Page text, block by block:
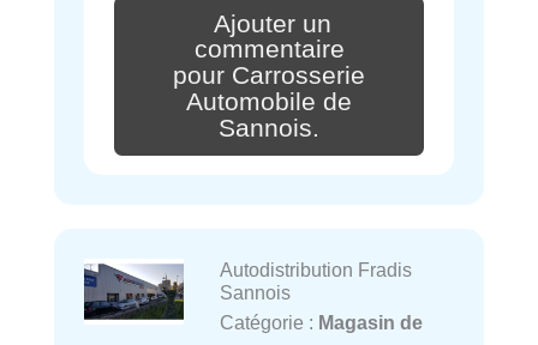
Ajouter un
commentaire
pour Carrosserie
Automobile de
Sannois.
Autodistribution Fradis
Sannois
Catégorie : Magasin de